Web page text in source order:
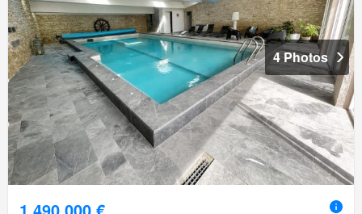
4 Photos